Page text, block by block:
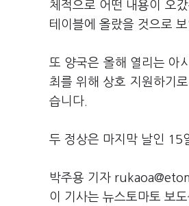
체적으로 어떤 내용이 오
테이블에 올랐을 것으로 보
또 양국은 올해 열리는 아
최를 위해 상호 지원하기
습니다.
두 정상은 마지막 날인 15
박주용 기자
이 기사는 뉴스토마토 보